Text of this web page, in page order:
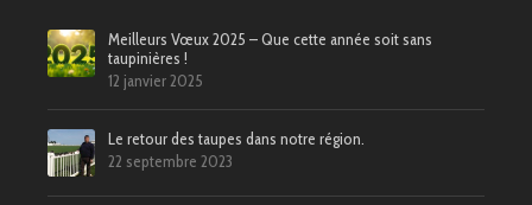
Meilleurs Vœux 2025 – Que cette année soit sans
taupinières !
12 janvier 2025
Le retour des taupes dans notre région.
22 septembre 2023